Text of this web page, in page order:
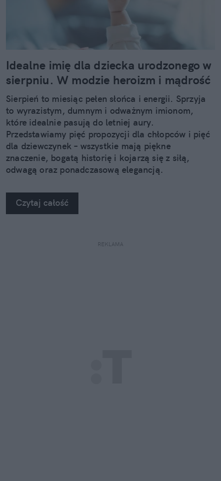
Idealne imię dla dziecka urodzonego w
sierpniu. W modzie heroizm i mądrość
Sierpień to miesiąc pełen słońca i energii. Sprzyja
to wyrazistym, dumnym i odważnym imionom,
które idealnie pasują do letniej aury.
Przedstawiamy pięć propozycji dla chłopców i pięć
dla dziewczynek – wszystkie mają piękne
znaczenie, bogatą historię i kojarzą się z siłą,
odwagą oraz ponadczasową elegancją.
Czytaj całość
REKLAMA